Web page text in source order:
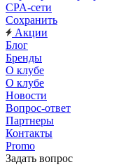
CPA-сети
Сохранить
Акции
Блог
Бренды
О клубе
О клубе
Новости
Вопрос-ответ
Партнеры
Контакты
Promo
Задать вопрос